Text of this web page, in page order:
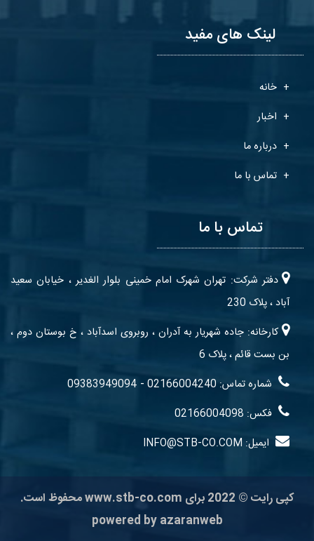
لینک های مفید
خانه
اخبار
درباره ما
تماس با ما
تماس با ما
دفتر شرکت: تهران شهرک امام خمینی بلوار الغدیر ، خیابان سعید
آباد ، پلاک 230
کارخانه: جاده شهریار به آدران ، روبروی اسدآباد ، خ بوستان دوم ،
بن بست قائم ، پلاک 6
شماره تماس: 02166004240
-
09383949094
فکس: 02166004098
ایمیل: INFO@STB-CO.COM
کپی رایت © 2022 برای www.stb-co.com محفوظ است.
powered byazaranweb